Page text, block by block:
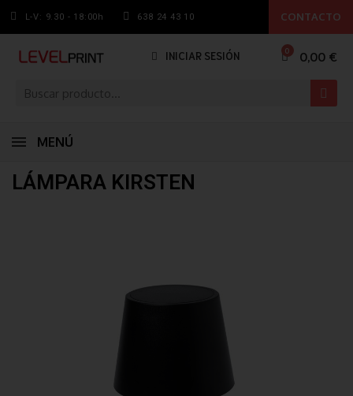
L-V: 9.30 - 18:00h 638 24 43 10 CONTACTO
INICIAR SESIÓN 0,00 €
MENÚ
LÁMPARA KIRSTEN